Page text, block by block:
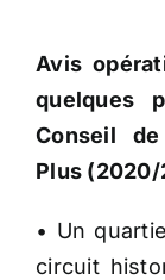
Avis
quelques
Conseil
Plus
• Un
circuit